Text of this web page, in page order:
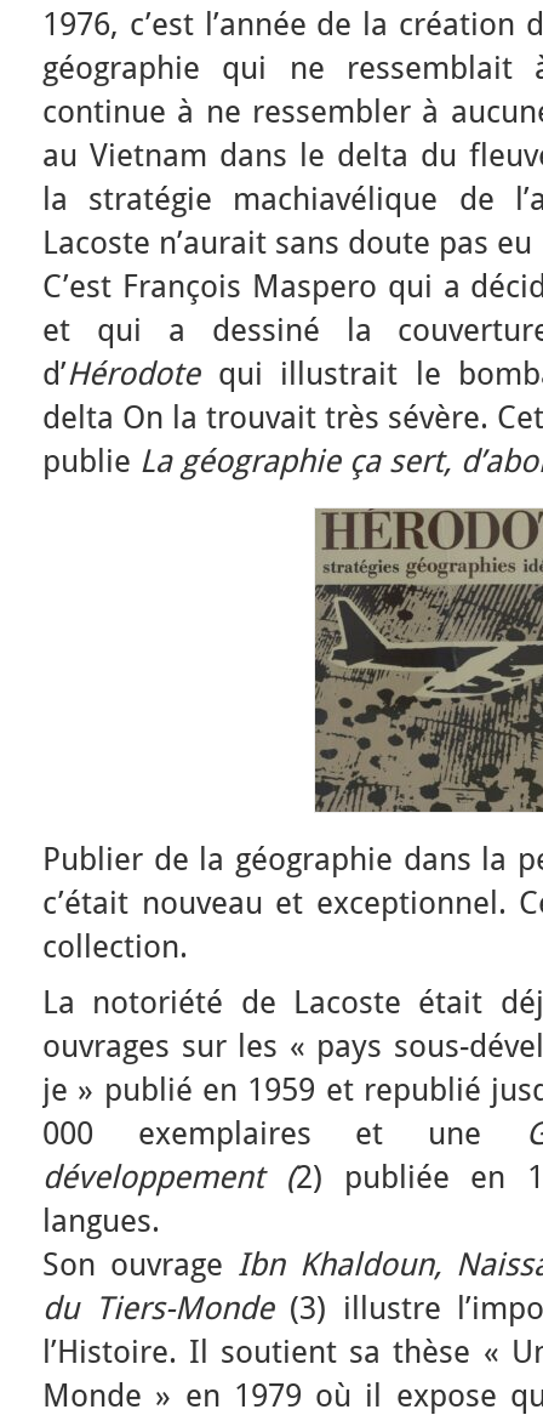
1976, c’est l’année de la création
géographie qui ne
continue à ne ressembler à
au Vietnam dans le delta du
la stratégie machiavélique de
Lacoste n’aurait sans doute pas
C’est François Maspero qui a
et qui a dessiné la
d’Hérodotequi illustrait le
delta On la trouvait très sévère.
publie La géographie ça sert,
Publier de la géographie dans la
c’était nouveau et exceptionnel.
collection.
La notoriété de Lacoste était
ouvrages sur les « pays sous-
je » publié en 1959 et republié
000 exemplaires et une
développement (2) publiée en
langues.
Son ouvrage Ibn Khaldoun,
du Tiers-Monde(3) illustre
l’Histoire. Il soutient sa thèse «
Monde » en 1979 où il expose